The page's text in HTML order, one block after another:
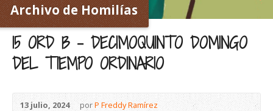
Archivo de Homilías
15 ORD B – DECIMOQUINTO DOMINGO
DEL TIEMPO ORDINARIO
13 julio, 2024 porP Freddy Ramírez